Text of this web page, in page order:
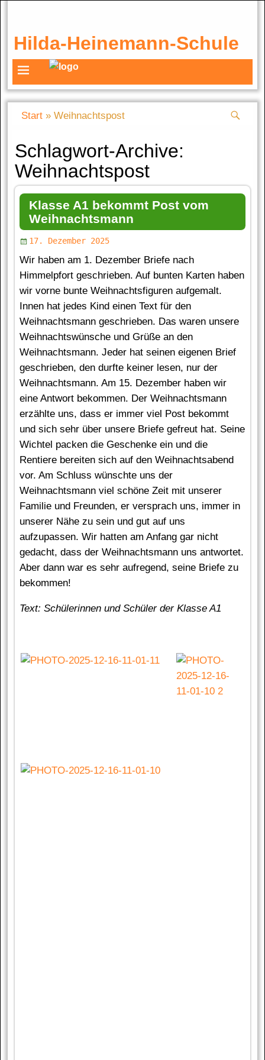
Hilda-Heinemann-Schule
Start » Weihnachtspost
Schlagwort-Archive:
Weihnachtspost
Klasse A1 bekommt Post vom
Weihnachtsmann
17. Dezember 2025
Wir haben am 1. Dezember Briefe nach
Himmelpfort geschrieben. Auf bunten Karten haben
wir vorne bunte Weihnachtsfiguren aufgemalt.
Innen hat jedes Kind einen Text für den
Weihnachtsmann geschrieben. Das waren unsere
Weihnachtswünsche und Grüße an den
Weihnachtsmann. Jeder hat seinen eigenen Brief
geschrieben, den durfte keiner lesen, nur der
Weihnachtsmann. Am 15. Dezember haben wir
eine Antwort bekommen. Der Weihnachtsmann
erzählte uns, dass er immer viel Post bekommt
und sich sehr über unsere Briefe gefreut hat. Seine
Wichtel packen die Geschenke ein und die
Rentiere bereiten sich auf den Weihnachtsabend
vor. Am Schluss wünschte uns der
Weihnachtsmann viel schöne Zeit mit unserer
Familie und Freunden, er versprach uns, immer in
unserer Nähe zu sein und gut auf uns
aufzupassen. Wir hatten am Anfang gar nicht
gedacht, dass der Weihnachtsmann uns antwortet.
Aber dann war es sehr aufregend, seine Briefe zu
bekommen!
Text: Schülerinnen und Schüler der Klasse A1